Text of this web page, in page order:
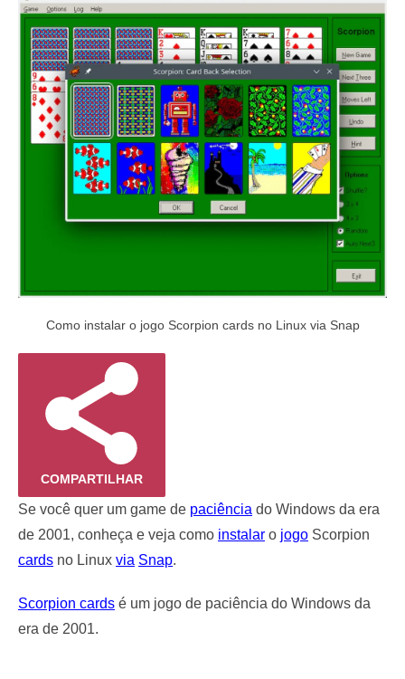
Como instalar o jogo Scorpion cards no Linux via Snap
COMPARTILHAR
Se você quer um game de paciência do Windows da era
de 2001, conheça e veja como instalar o jogo Scorpion
cards no Linux via Snap.
Scorpion cards é um jogo de paciência do Windows da
era de 2001.